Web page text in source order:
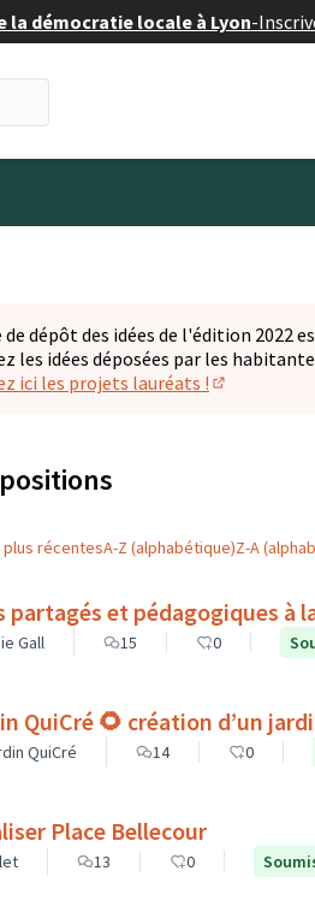
la démocratie locale à Lyon-
de dépôt des idées de l'édition 2022
les idées déposées par les
ici les projets lauréats !
plus récentesA-Z (alphabétique)Z-A
partagés et pédagogiques à
Gall 15 0
QuiCré 🌻 création d’un
QuiCré 14 0
Place Bellecour
13 0